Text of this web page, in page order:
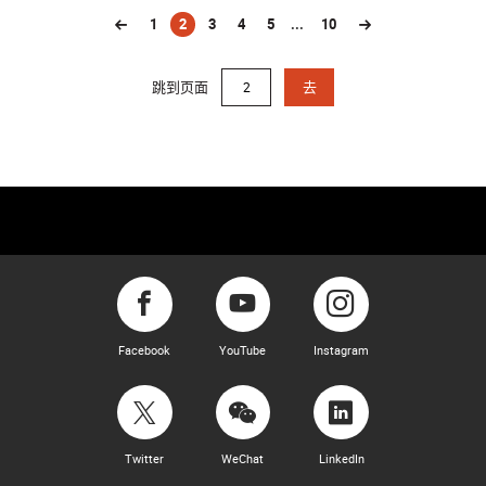
1 2
(current)
3 4 5 ... 10
跳到页面 去
Facebook YouTube Instagram
Twitter WeChat LinkedIn